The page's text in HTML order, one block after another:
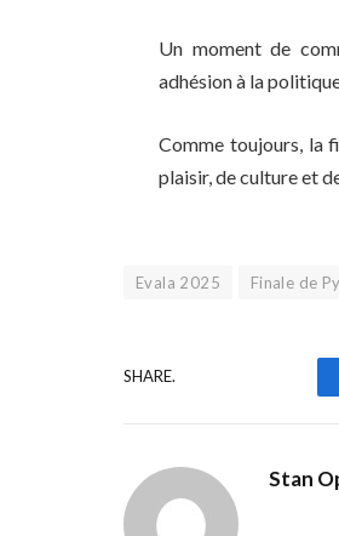
Un moment de
adhésion à la
Comme toujours, la
plaisir, de culture et
Evala 2025 Finale de
SHARE.
Stan